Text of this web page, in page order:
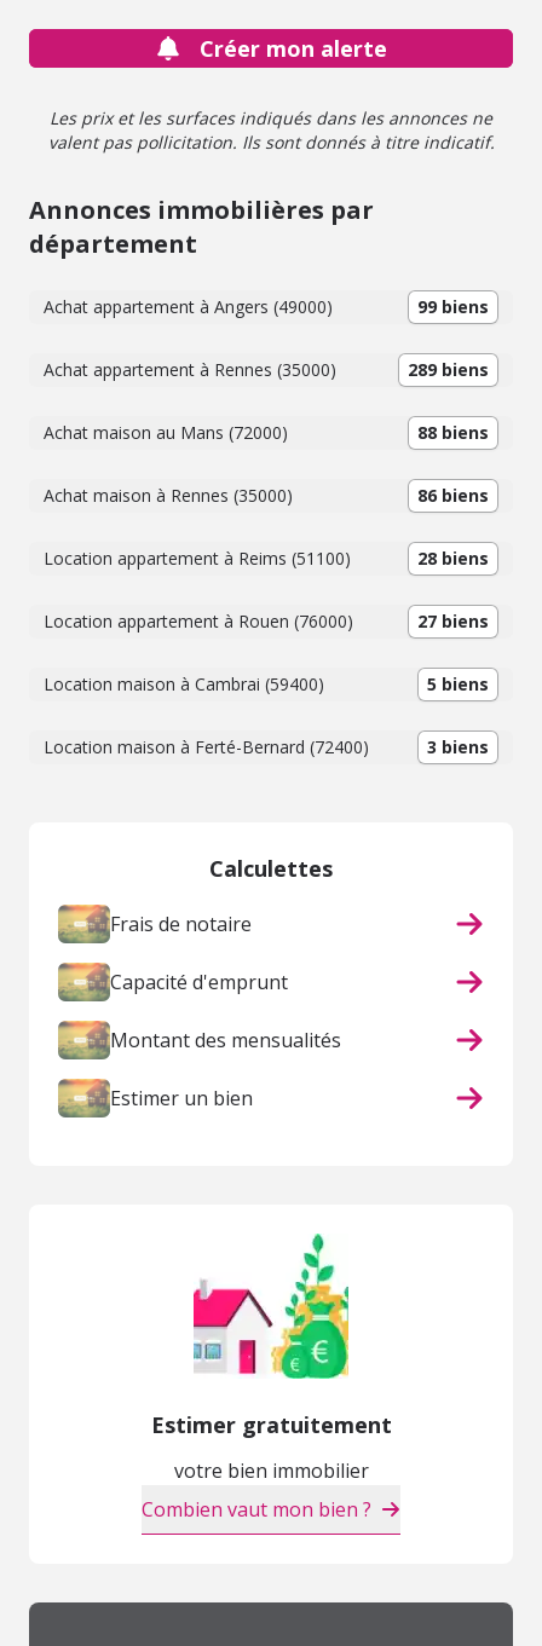
Créer mon alerte
Les prix et les surfaces indiqués dans les annonces ne
valent pas pollicitation. Ils sont donnés à titre indicatif.
Annonces immobilières par
département
Achat appartement à Angers (49000) 99 biens
Achat appartement à Rennes (35000) 289 biens
Achat maison au Mans (72000) 88 biens
Achat maison à Rennes (35000) 86 biens
Location appartement à Reims (51100) 28 biens
Location appartement à Rouen (76000) 27 biens
Location maison à Cambrai (59400) 5 biens
Location maison à Ferté-Bernard (72400) 3 biens
Calculettes
Frais de notaire
Capacité d'emprunt
Montant des mensualités
Estimer un bien
Estimer gratuitement
votre bien immobilier
Combien vaut mon bien ?